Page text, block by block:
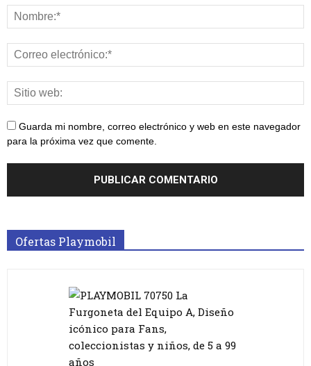
Guarda mi nombre, correo electrónico y web en este navegador
para la próxima vez que comente.
Ofertas Playmobil